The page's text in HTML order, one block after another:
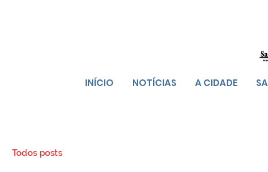
INÍCIO NOTÍCIAS A CIDADE
Todos posts